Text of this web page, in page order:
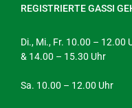
REGISTRIERTE GASSI
Di., Mi., Fr. 10.00 – 12.00
& 14.00 – 15.30 Uhr
Sa. 10.00 – 12.00 Uhr